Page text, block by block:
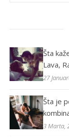
Šta
Lava,
27
Šta je
3 Marta,